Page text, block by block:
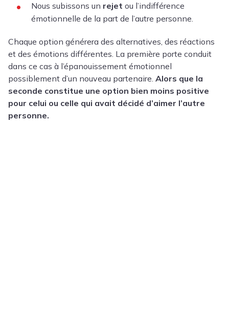
Nous subissons un rejet ou l’indifférence
émotionnelle de la part de l’autre personne.
Chaque option générera des alternatives, des réactions
et des émotions différentes. La première porte conduit
dans ce cas à l’épanouissement émotionnel
possiblement d’un nouveau partenaire. Alors que la
seconde constitue une option bien moins positive
pour celui ou celle qui avait décidé d’aimer l’autre
personne.